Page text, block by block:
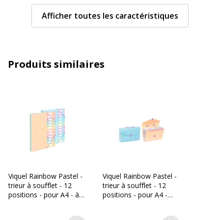
Epaisseur du matériau 500 µm
Nombre de pochettes
Nombre de positions
Caractéristiques générales
Caractéristiques générales
Afficher toutes les caractéristiques
Produits similaires
Viquel Rainbow Pastel -
trieur à soufflet - 12
positions - pour A4 - à
Viquel Rainbow Pastel -
trieur à soufflet - 12
positions - pour A4 -